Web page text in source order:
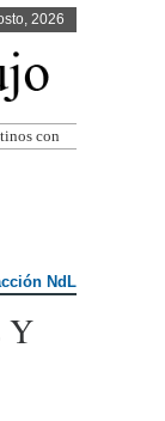
2026
con
NdL
Y